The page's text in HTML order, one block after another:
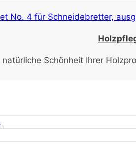
Schönheit Ihrer